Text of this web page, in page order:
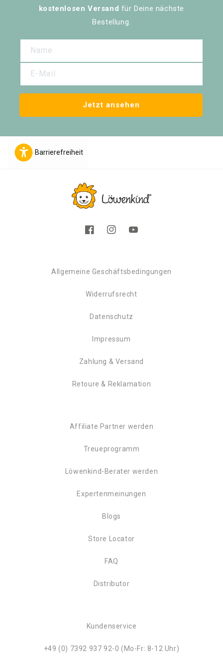
kostenlosen Versand für Deine nächste
Bestellung.
Name
E-Mail
Jetzt ansehen
Barrierefreiheit
FacebookInstagramYouTube
Allgemeine Geschäftsbedingungen
Widerrufsrecht
Datenschutz
Impressum
Zahlung & Versand
Retoure & Reklamation
Affiliate Partner werden
Treueprogramm
Löwenkind-Berater werden
Expertenmeinungen
Blogs
Store Locator
FAQ
Distributor
Kundenservice
+49 (0) 7392 937 92-0 (Mo-Fr: 8-12 Uhr)